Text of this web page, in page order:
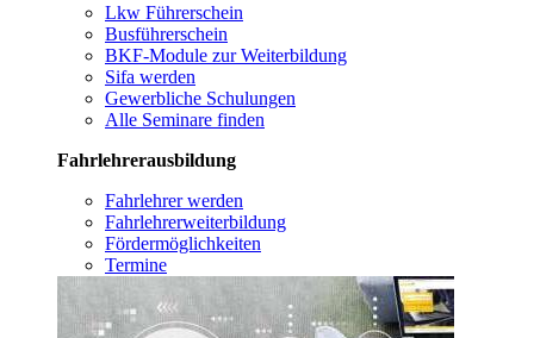
Lkw Führerschein
Busführerschein
BKF-Module zur Weiterbildung
Sifa werden
Gewerbliche Schulungen
Alle Seminare finden
Fahrlehrerausbildung
Fahrlehrer werden
Fahrlehrerweiterbildung
Fördermöglichkeiten
Termine